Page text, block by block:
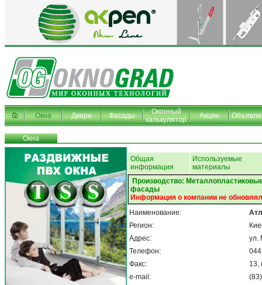
Окна Двери Фасады
Оконный
калькулятор
Акции
Окна
Общая
информация
Используемые
материалы
Производство:
фасады
Информация о компании не
Наименование:
Регион:
Адрес:
Телефон:
Факс:
e-mail:
ул.
13,
(83)